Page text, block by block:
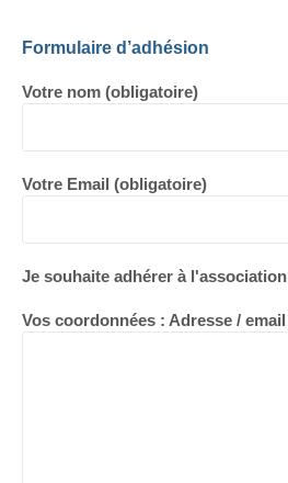
Formulaire d’adhésion
Votre nom (obligatoire)
Votre Email (obligatoire)
Je souhaite adhérer à
Vos coordonnées : Adresse /